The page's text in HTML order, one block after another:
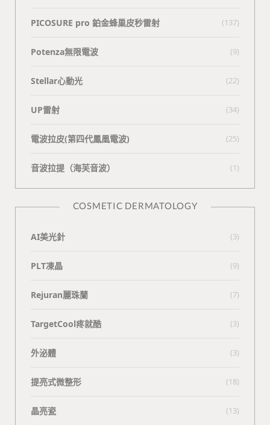
PICOSURE pro 鉑金蜂巢皮秒雷射 (137)
Potenza無限電波 (9)
Stellar心動光 (22)
UP雷射 (34)
電波拉皮(第四代鳳凰電波) (25)
⾳波拉提（海芙⾳波） (1)
COSMETIC DERMATOLOGY
AI美光針 (3)
PLT凍晶 (9)
Rejuran麗珠蘭 (7)
TargetCool疼就酷 (3)
外泌體 (3)
提亮式微整形 (18)
晶亮瓷 (13)